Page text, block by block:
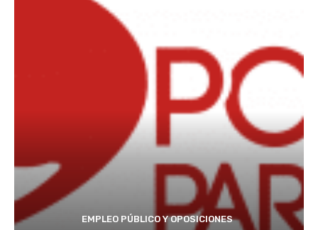
EMPLEO PÚBLICO Y OPOSICIONES